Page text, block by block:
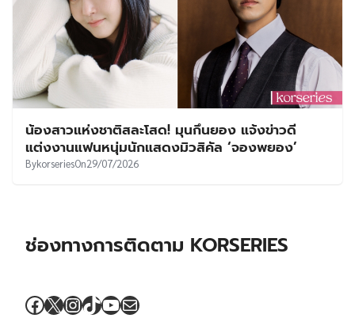
น้องสาวแห่งชาติสละโสด! มุนกึนยอง แจ้งข่าวดี
แต่งงานแฟนหนุ่มนักแสดงมิวสิคัล ‘จองพยอง’
BykorseriesOn29/07/2026
ช่องทางการติดตาม KORSERIES
Facebook
X Instagram
TikTok
YouTube
Mail